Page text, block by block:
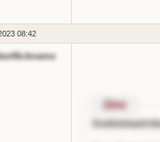
08:42
Zitnt